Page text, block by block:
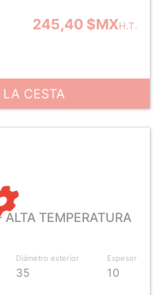
245,40 $MXH.T.
CESTA
TEMPERATURA
Diámetro exterior
35
Espesor
10